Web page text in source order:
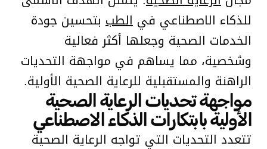
للذكاء الاصطناعي فيالطب بتحسين جودة
الخدمات الصحية وجعلها أكثر فعالية
وشخصية، مما يساهم في مواجهة التحديات
الراهنة والمستقبلية للرعاية الصحية الأولية.
مواجهة تحديات الرعاية الصحية
الأولية بابتكارات الذكاء الاصطناعي
تتعدد التحديات التي تواجه الرعاية الصحية